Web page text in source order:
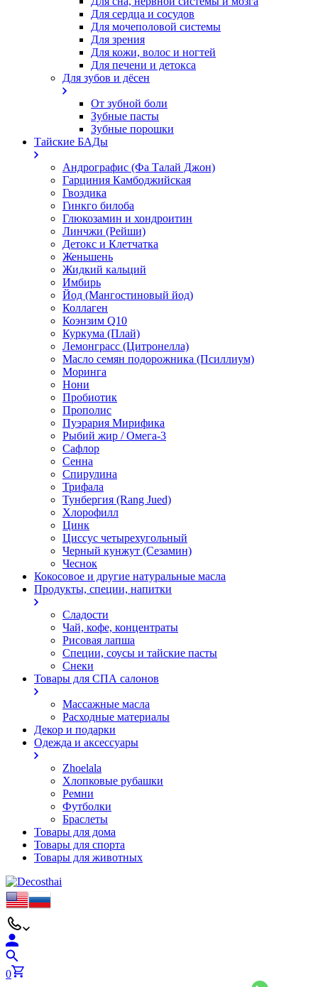
Для сердца и сосудов
Для мочеполовой системы
Для зрения
Для кожи, волос и ногтей
Для печени и детокса
Для зубов и дёсен
От зубной боли
Зубные пасты
Зубные порошки
Тайские БАДы
Андрографис (Фа Талай Джон)
Гарциния Камбоджийская
Гвоздика
Гинкго билоба
Глюкозамин и хондроитин
Линчжи (Рейши)
Детокс и Клетчатка
Женьшень
Жидкий кальций
Имбирь
Йод (Мангостиновый йод)
Коллаген
Коэнзим Q10
Куркума (Плай)
Лемонграсс (Цитронелла)
Масло семян подорожника (Псиллиум)
Моринга
Нони
Пробиотик
Прополис
Пуэрария Мирифика
Рыбий жир / Омега-3
Сафлор
Сенна
Спирулина
Трифала
Тунбергия (Rang Jued)
Хлорофилл
Цинк
Циссус четырехугольный
Черный кунжут (Сезамин)
Чеснок
Кокосовое и другие натуральные масла
Продукты, специи, напитки
Сладости
Чай, кофе, концентраты
Рисовая лапша
Специи, соусы и тайские пасты
Снеки
Товары для СПА салонов
Массажные масла
Расходные материалы
Декор и подарки
Одежда и аксессуары
Zhoelala
Хлопковые рубашки
Ремни
Футболки
Браслеты
Товары для дома
Товары для спорта
Товары для животных
0